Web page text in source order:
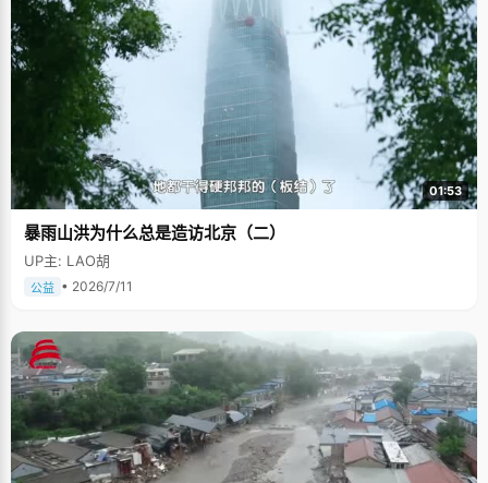
01:53
暴雨山洪为什么总是造访北京（二）
UP主: LAO胡
公益 • 2026/7/11